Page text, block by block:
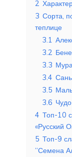
2
3 Сорта,
теплице
3.1
3.2
3.3
3.4
3.5
3.6
4 Топ-10
«Русский
5 Топ-9
“Семена